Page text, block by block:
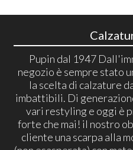
Pupin dal 1947
negozio è sempre stato
la scelta di calzature
imbattibili. Di
vari restyling e oggi è
forte che mai! il nostro
cliente una scarpa alla